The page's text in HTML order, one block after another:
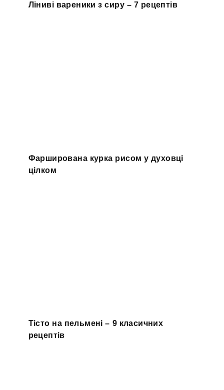
Ліниві вареники з сиру – 7 рецептів
Фарширована курка рисом у духовці
цілком
Тісто на пельмені – 9 класичних
рецептів